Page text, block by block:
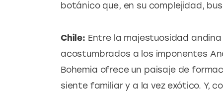
botánico que, en su complejidad,
Chile: Entre la majestuosidad
acostumbrados a los imponentes
Bohemia ofrece un paisaje de
siente familiar y a la vez exótico. Y,